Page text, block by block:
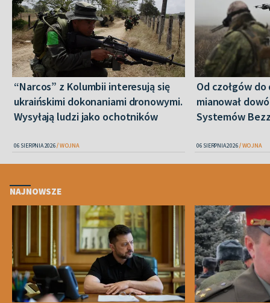
“Narcos” z Kolumbii interesują się
ukraińskimi dokonaniami dronowymi.
Wysyłają ludzi jako ochotników
06 SIERPNIA 2026 WOJNA
Od czołgów
mianował
Systemów
06 SIERPNIA 2026 WOJNA
NAJNOWSZE